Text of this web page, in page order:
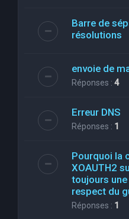
Barre de
résolutions
envoie de
Réponses : 4
Erreur DNS
Réponses : 1
Pourquoi la
XOAUTH2
toujours
respect du
Réponses : 1